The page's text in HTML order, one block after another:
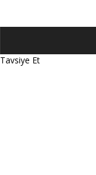
Tavsiye Et